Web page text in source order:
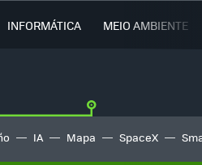
INFORMÁTICA MEIO AMBIENTE
IA Mapa SpaceX